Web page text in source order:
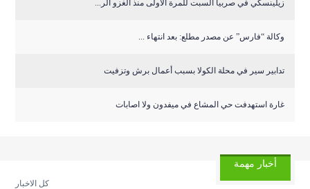
زيلينسكي في صربيا السبت للمرة الأولى منذ الغزو الر...
وكالة “فارس” عن مصدر مطلع: بعد انتهاء ...
تدابير سير في محلة الكولا بسبب أعمال برش وتزفيت
غارة استهدفت حي المشاع في ميفدون ولا اصابات
أخبار مهمة
كل الاخبار